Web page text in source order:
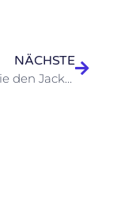
NÄCHSTE